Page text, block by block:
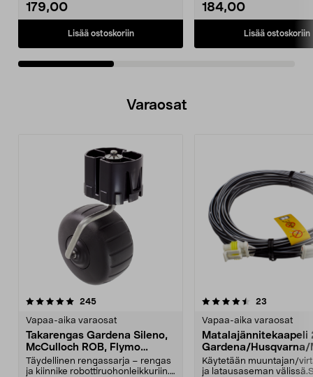
179,00
Lisää ostoskoriin
184,00
Lisää ostoskoriin
Varaosat
245arvostelut
Vapaa-aika varaosat
Takarengas Gardena Sileno,
McCulloch ROB, Flymo
Easilife
Täydellinen rengassarja – rengas
ja kiinnike robottiruohonleikkuriin.
4.5viidestä
23
Vapaa-aika varaosat
Matalajännitekaapeli
Gardena/Husqvarna/
ch/Flymo
Käytetään muuntajan/
ja latausaseman
4.5viidestä